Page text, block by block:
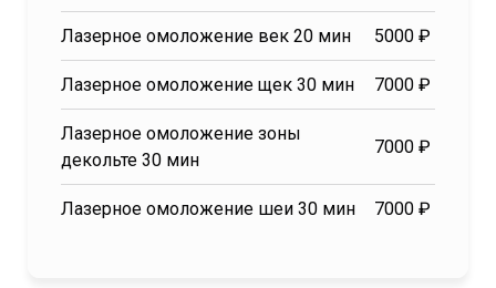
Лазерное омоложение век 20 мин 5000 ₽
Лазерное омоложение щек 30 мин 7000 ₽
Лазерное омоложение зоны
декольте 30 мин
7000 ₽
Лазерное омоложение шеи 30 мин 7000 ₽